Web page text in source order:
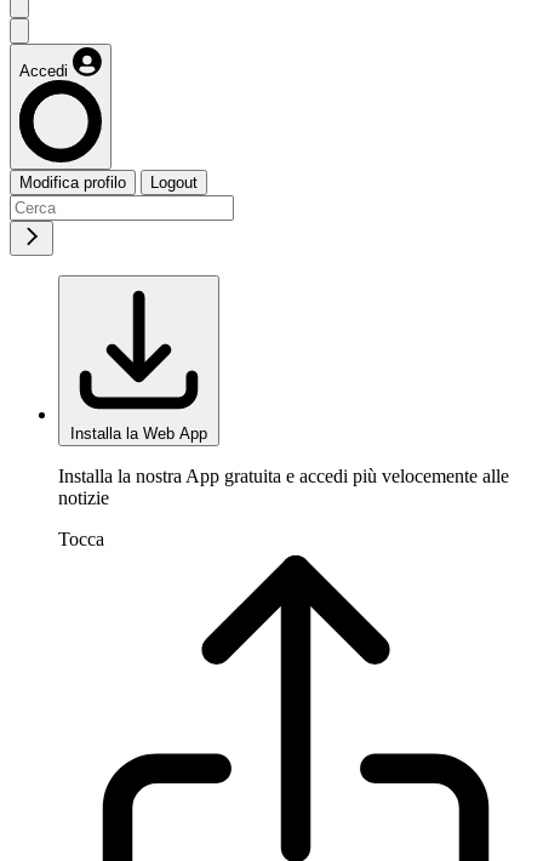
Accedi
Modifica profilo Logout
Installa la Web App
Installa la nostra App gratuita e accedi più velocemente alle
notizie
Tocca